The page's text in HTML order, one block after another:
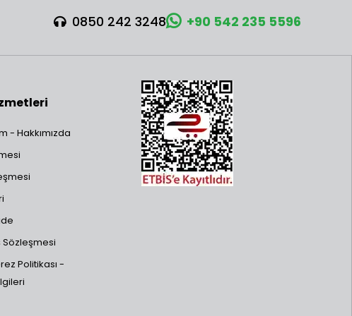
0850 242 3248 +90 542 235 5596
- Hakkımızda
Sözleşmesi
Politikası -